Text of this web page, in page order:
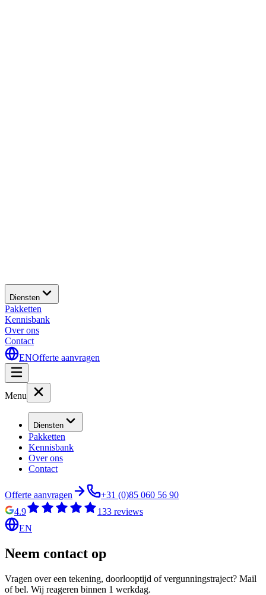
Diensten
Pakketten
Kennisbank
Over ons
Contact
ENOfferte aanvragen
Menu
Diensten
Pakketten
Kennisbank
Over ons
Contact
Offerte aanvragen
+31 (0)85 060 56 90
4.9
133 reviews
EN
Neem contact op
Vragen over een tekening, doorlooptijd of vergunningstraject? Mail
of bel. Wij reageren binnen 1 werkdag.